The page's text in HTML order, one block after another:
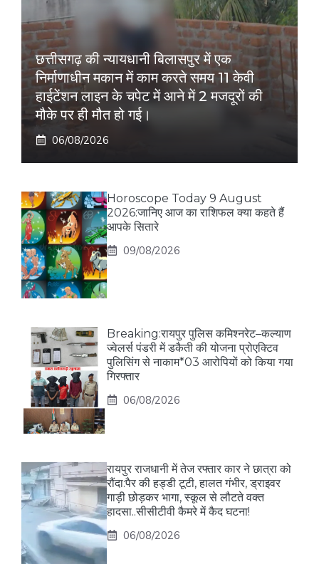
छत्तीसगढ़ की न्यायधानी बिलासपुर में एक
निर्माणाधीन मकान में काम करते समय 11 केवी
हाईटेंशन लाइन के चपेट में आने में 2 मजदूरों की
मौके पर ही मौत हो गई।
06/08/2026
Horoscope Today 9 August
2026:जानिए आज का राशिफल क्या कहते हैं
आपके सितारे
09/08/2026
Breaking:रायपुर पुलिस कमिश्नरेट–कल्याण
ज्वेलर्स पंडरी में डकैती की योजना प्रोएक्टिव
पुलिसिंग से नाकाम*03 आरोपियों को किया गया
गिरफ्तार
06/08/2026
रायपुर राजधानी में तेज रफ्तार कार ने छात्रा को
रौंदा:पैर की हड्डी टूटी, हालत गंभीर, ड्राइवर
गाड़ी छोड़कर भागा, स्कूल से लौटते वक्त
हादसा..सीसीटीवी कैमरे में कैद घटना!
06/08/2026